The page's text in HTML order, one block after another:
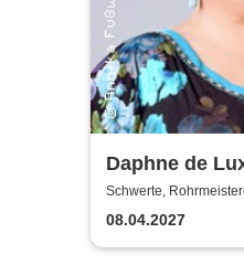
Daphne de
Liebe
Schwerte,
08.04.2027